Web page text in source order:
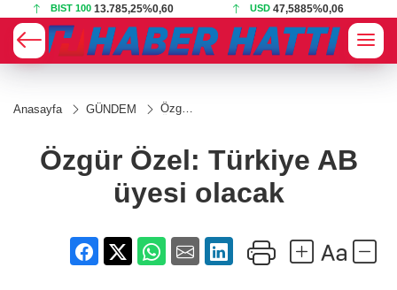
BIST 100 13.785,25%0,60 USD 47,5885%0,06
Anasayfa GÜNDEM
Özgür
üyesi
Özgür Özel: Türkiye AB
üyesi olacak